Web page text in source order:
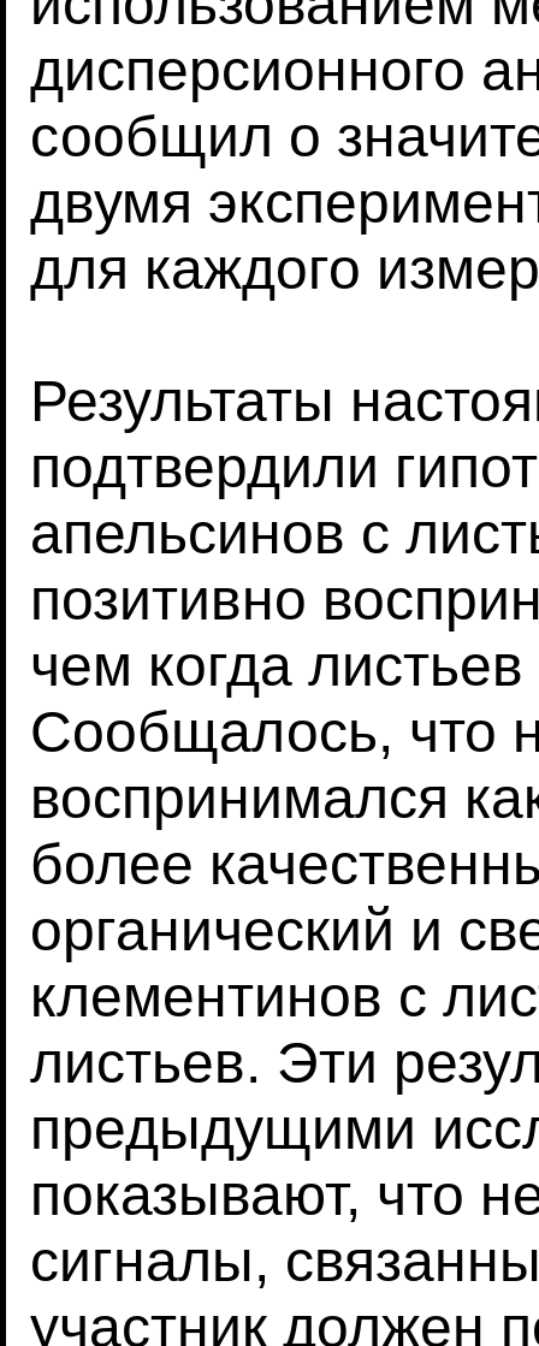
дисперсионного
сообщил о
двумя
для каждого
Результаты
подтвердили
апельсинов с
позитивно
чем когда
Сообщалось, что
воспринимался
более
органический и
клементинов с
листьев. Эти
предыдущими
показывают, что
сигналы,
участник должен